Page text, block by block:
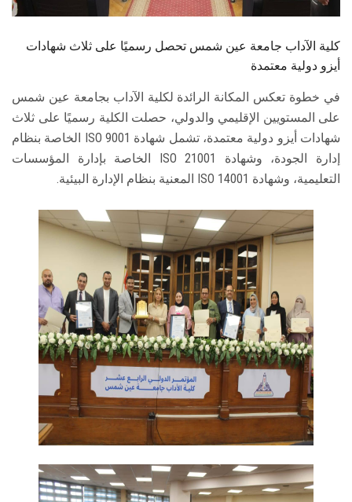
الزائـرون
كلية الآداب جامعة عين شمس تحصل رسميًا على ثلاث شهادات
أيزو دولية معتمدة
في خطوة تعكس المكانة الرائدة لكلية الآداب بجامعة عين شمس
على المستويين الإقليمي والدولي، حصلت الكلية رسميًا على ثلاث
شهادات أيزو دولية معتمدة، تشمل شهادة ISO 9001 الخاصة بنظام
إدارة الجودة، وشهادة ISO 21001 الخاصة بإدارة المؤسسات
التعليمية، وشهادة ISO 14001 المعنية بنظام الإدارة البيئية.